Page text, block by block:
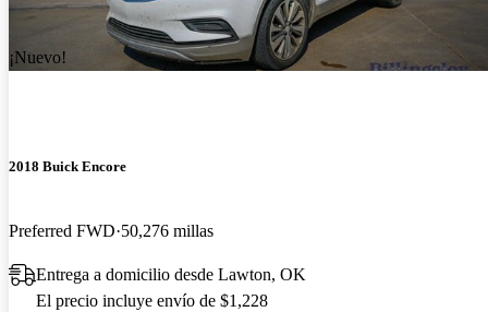
¡Nuevo!
2018 Buick Encore
Preferred FWD 50,276 millas
Entrega a domicilio desde Lawton, OK
El precio incluye envío de $1,228